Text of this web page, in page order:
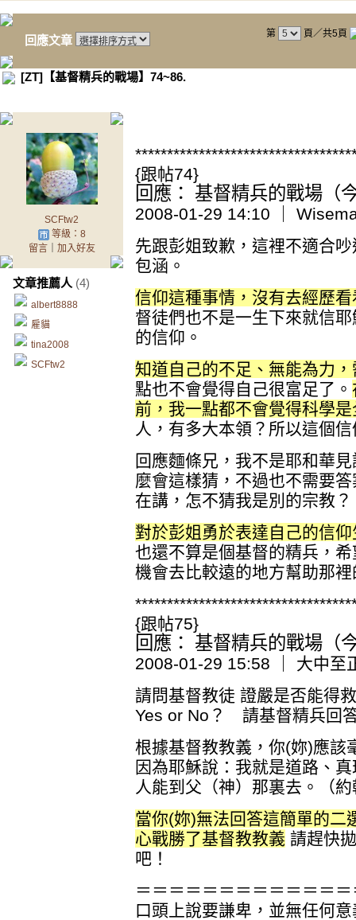
回應文章 第 頁／共5頁
[ZT]【基督精兵的戰場】74~86.
SCFtw2
等級：8
留言｜ 加入好友
文章推薦人 (4)
albert8888
雇貓
tina2008
SCFtw2
{跟帖74}
回應： 基督精兵的戰場（
2008-01-29 14:10 ｜
先跟彭姐致歉，這裡不適合
包涵。
信仰這種事情，沒有去經歷
督徒們也不是一生下來就信
的信仰。
知道自己的不足、無能為力
點也不會覺得自己很富足了。
前，我一點都不會覺得科學
人，有多大本領？所以這個
回應麵條兄，我不是耶和華
麼會這樣猜，不過也不需要
在講，怎不猜我是別的宗教？
對於彭姐勇於表達自己的信
也還不算是個基督的精兵，
機會去比較遠的地方幫助那
{跟帖75}
回應： 基督精兵的戰場（
2008-01-29 15:58 ｜ 大中至
請問基督教徒 證嚴是否能得
Yes or No？ 請基督精兵回
根據基督教教義，你(妳)應該
因為耶穌說：我就是道路、
人能到父（神）那裏去。（
當你(妳)無法回答這簡單的二
心戰勝了基督教教義 請趕快
吧！
＝＝＝＝＝＝＝＝＝＝＝＝
口頭上說要謙卑，並無任何